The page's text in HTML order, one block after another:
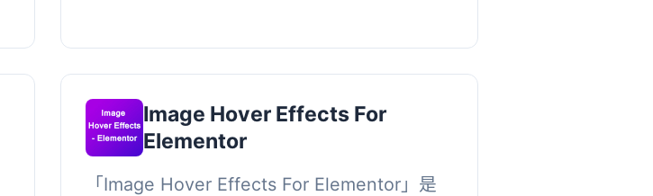
Image Hover Effects For
Elementor
「Image Hover Effects For Elementor」是